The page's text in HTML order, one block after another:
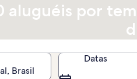
aluguéis por
Datas